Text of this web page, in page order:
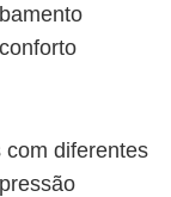
com diferentes